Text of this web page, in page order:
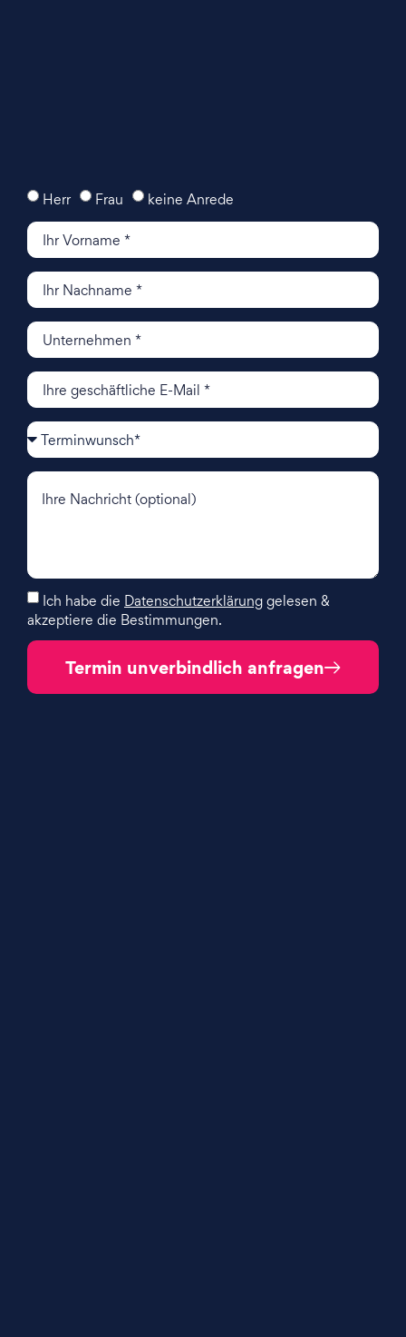
Herr Frau keine Anrede
Ich habe die Datenschutzerklärunggelesen &
akzeptiere die Bestimmungen.
Termin unverbindlich anfragen